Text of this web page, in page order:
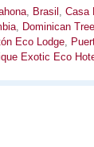
, Brasil , Casa
, Dominican
Eco Lodge,
Exotic Eco